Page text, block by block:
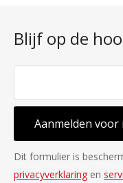
Blijf op de
Aanmelden
Dit formulier is
privacyverklaring en